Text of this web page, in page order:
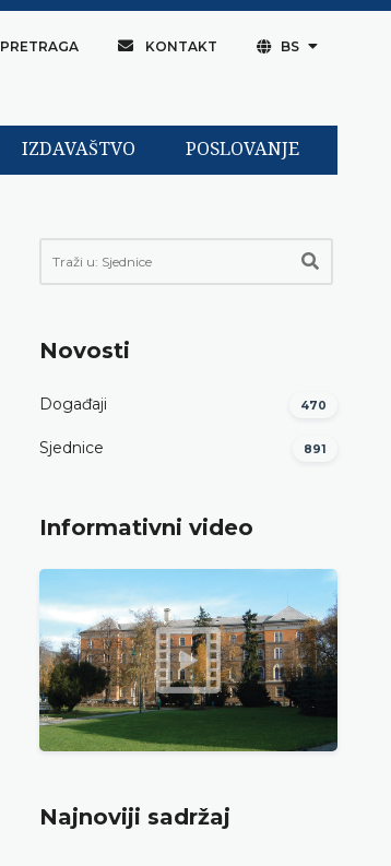
PRETRAGA KONTAKT BS
IZDAVAŠTVO POSLOVANJE
Novosti
Događaji 470
Sjednice 891
Informativni video
Najnoviji sadržaj